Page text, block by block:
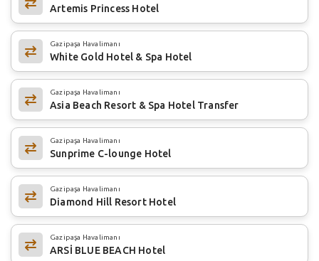
Artemis Princess Hotel
Gazipaşa Havalimanı
White Gold Hotel & Spa Hotel
Gazipaşa Havalimanı
Asia Beach Resort & Spa Hotel Transfer
Gazipaşa Havalimanı
Sunprime C-lounge Hotel
Gazipaşa Havalimanı
Diamond Hill Resort Hotel
Gazipaşa Havalimanı
ARSİ BLUE BEACH Hotel